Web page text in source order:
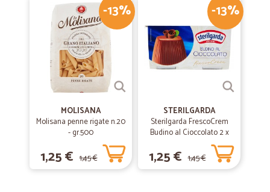
-13%
MOLISANA
Molisana penne rigate n.20
- gr.500
1,25 € 1,45 €
-13%
STERILGARDA
Sterilgarda FrescoCrem
Budino al Cioccolato 2 x
1,25 € 1,45 €